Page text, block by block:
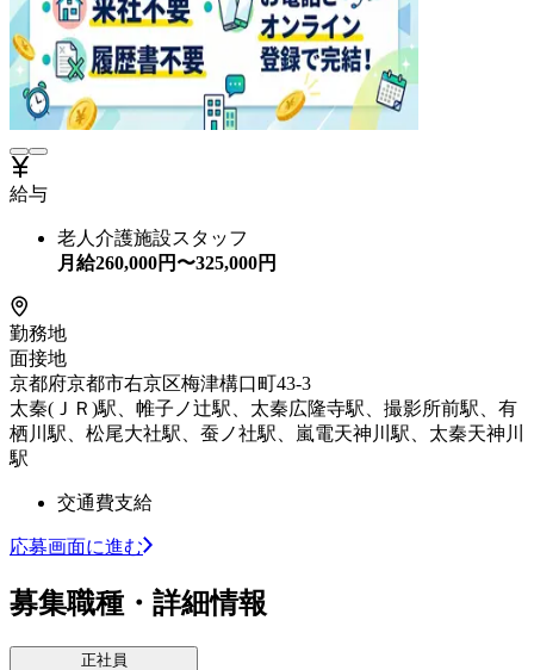
給与
老人介護施設スタッフ
月給260,000円〜325,000円
勤務地
面接地
京都府京都市右京区梅津構口町43-3
太秦(ＪＲ)駅、帷子ノ辻駅、太秦広隆寺駅、撮影所前駅、有
栖川駅、松尾大社駅、蚕ノ社駅、嵐電天神川駅、太秦天神川
駅
交通費支給
応募画面に進む
募集職種・詳細情報
正社員